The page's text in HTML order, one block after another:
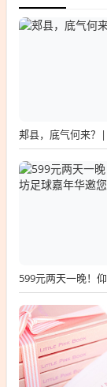
郏县，底气何来？